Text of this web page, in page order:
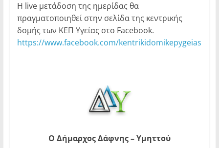
Η live μετάδοση της ημερίδας θα
πραγματοποιηθεί στην σελίδα της κεντρικής
δομής των ΚΕΠ Υγείας στο Facebook.
https://www.facebook.com/kentrikidomikepygeias
Ο Δήμαρχος Δάφνης – Υμηττού